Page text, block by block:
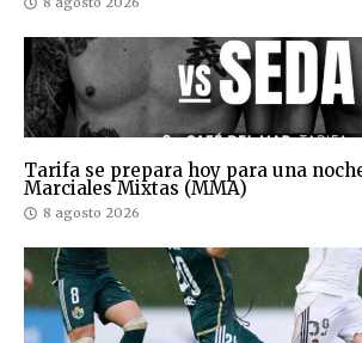
Tarifa se prepara hoy para una
Marciales Mixtas (MMA)
8 agosto 2026